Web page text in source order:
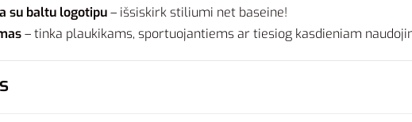
su baltu logotipu– išsiskirk stiliumi net baseine!
– tinka plaukikams, sportuojantiems ar tiesiog kasdieniam